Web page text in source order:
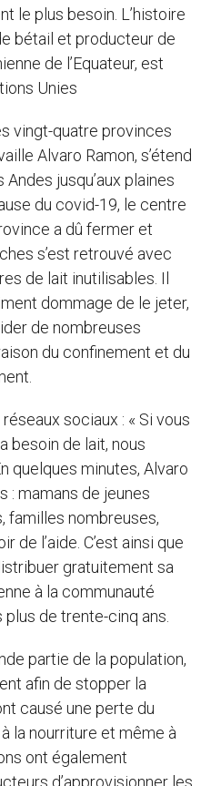
le plus besoin. L’histoire
bétail et producteur de
de l’Equateur, est
Unies
vingt-quatre provinces
Alvaro Ramon, s’étend
jusqu’aux plaines
du covid-19, le centre
a dû fermer et
s’est retrouvé avec
de lait inutilisables. Il
dommage de le jeter,
de nombreuses
du confinement et du
sociaux : « Si vous
besoin de lait, nous
quelques minutes, Alvaro
: mamans de jeunes
familles nombreuses,
de l’aide. C’est ainsi que
gratuitement sa
à la communauté
de trente-cinq ans.
partie de la population,
afin de stopper la
causé une perte du
la nourriture et même à
ont également
d’approvisionner les